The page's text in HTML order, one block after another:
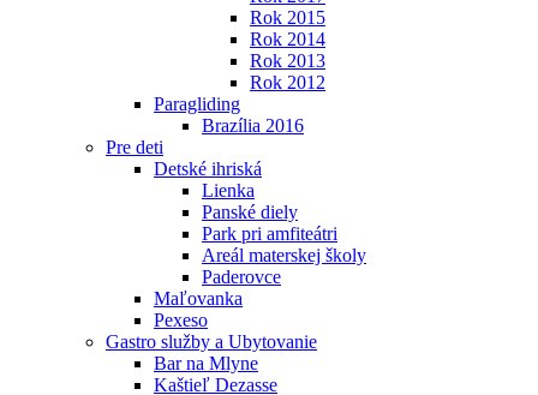
Rok 2015
Rok 2014
Rok 2013
Rok 2012
Paragliding
Brazília 2016
Pre deti
Detské ihriská
Lienka
Panské diely
Park pri amfiteátri
Areál materskej školy
Paderovce
Maľovanka
Pexeso
Gastro služby a Ubytovanie
Bar na Mlyne
Kaštieľ Dezasse